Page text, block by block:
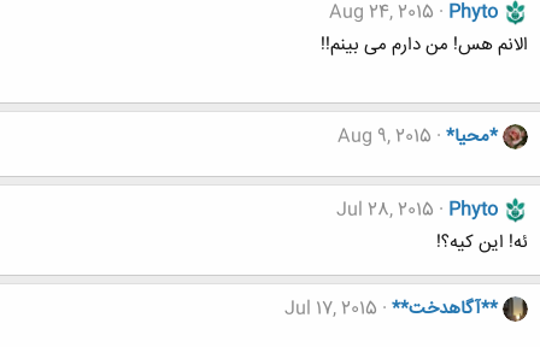
Phyto
Aug 24, 2015
الانم هس! من دارم می بینم!!
*محیا* Aug 9, 2015
Phyto
Jul 28, 2015
ئه! این کیه؟!
**آگاهدخت** Jul 17, 2015